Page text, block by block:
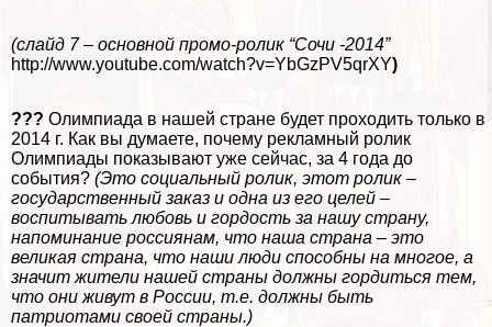
(слайд 7 – основной промо-ролик “Сочи -2014”
http://www.youtube.com/watch?v=YbGzPV5qrXY)
??? Олимпиада в нашей стране будет проходить только в
2014 г. Как вы думаете, почему рекламный ролик
Олимпиады показывают уже сейчас, за 4 года до
события? (Это социальный ролик, этот ролик –
государственный заказ и одна из его целей –
воспитывать любовь и гордость за нашу страну,
напоминание россиянам, что наша страна – это
великая страна, что наши люди способны на многое, а
значит жители нашей страны должны гордиться тем,
что они живут в России, т.е. должны быть
патриотами своей страны.)